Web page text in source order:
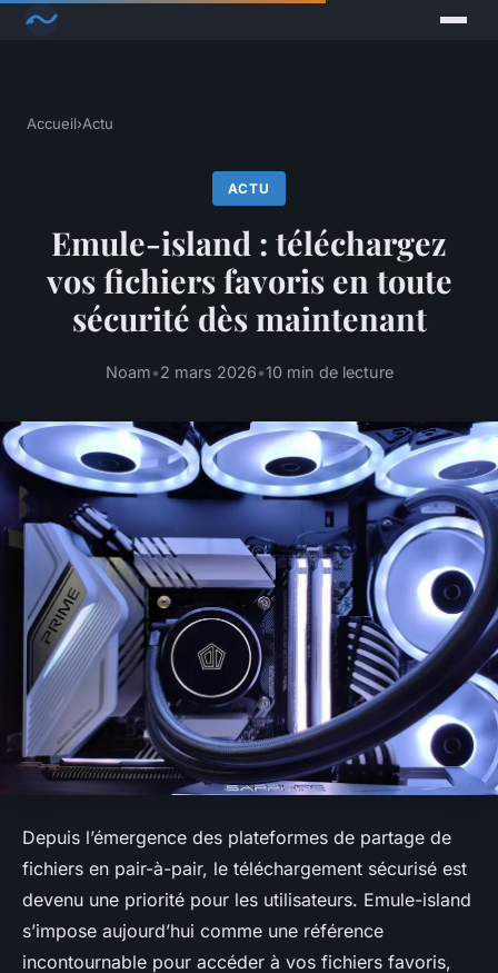
Accueil›Actu
ACTU
Emule-island : téléchargez
vos fichiers favoris en toute
sécurité dès maintenant
Noam•2 mars 2026•10 min de lecture
Depuis l’émergence des plateformes de partage de
fichiers en pair-à-pair, le téléchargement sécurisé est
devenu une priorité pour les utilisateurs. Emule-island
s’impose aujourd’hui comme une référence
incontournable pour accéder à vos fichiers favoris,